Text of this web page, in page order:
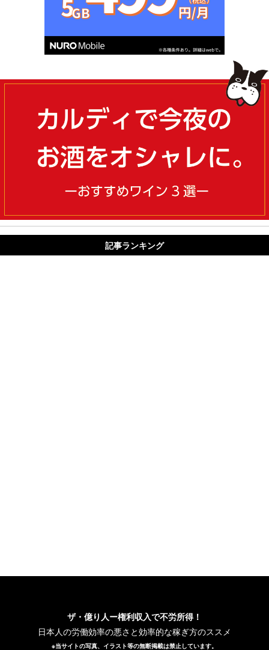
記事ランキング
ザ・億り人ー権利収入で不労所得！
日本人の労働効率の悪さと効率的な稼ぎ方のススメ
※当サイトの写真、イラスト等の無断掲載は禁止しています。